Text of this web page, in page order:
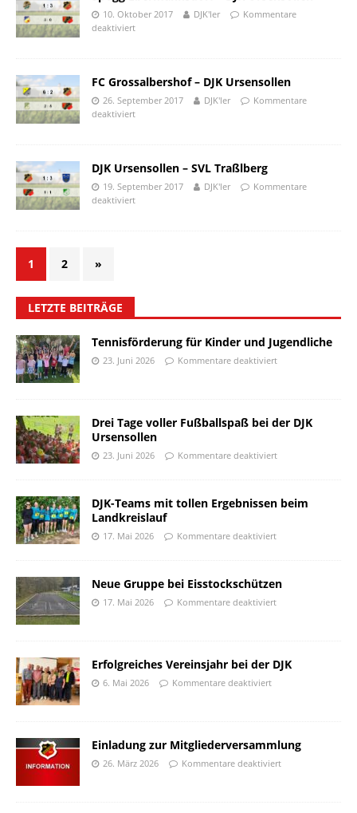
10. Oktober 2017 DJK'ler
Kommentare
deaktiviert
FC Grossalbershof – DJK Ursensollen
26. September 2017 DJK'ler
Kommentare
deaktiviert
DJK Ursensollen – SVL Traßlberg
19. September 2017 DJK'ler
Kommentare
deaktiviert
1 2 »
LETZTE BEITRÄGE
Tennisförderung für Kinder und Jugendliche
23. Juni 2026 Kommentare deaktiviert
Drei Tage voller Fußballspaß bei der DJK
Ursensollen
23. Juni 2026 Kommentare deaktiviert
DJK-Teams mit tollen Ergebnissen beim
Landkreislauf
17. Mai 2026 Kommentare deaktiviert
Neue Gruppe bei Eisstockschützen
17. Mai 2026 Kommentare deaktiviert
Erfolgreiches Vereinsjahr bei der DJK
6. Mai 2026 Kommentare deaktiviert
Einladung zur Mitgliederversammlung
26. März 2026 Kommentare deaktiviert